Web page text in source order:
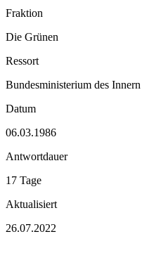
Fraktion
Die Grünen
Ressort
Bundesministerium des Innern
Datum
06.03.1986
Antwortdauer
17 Tage
Aktualisiert
26.07.2022